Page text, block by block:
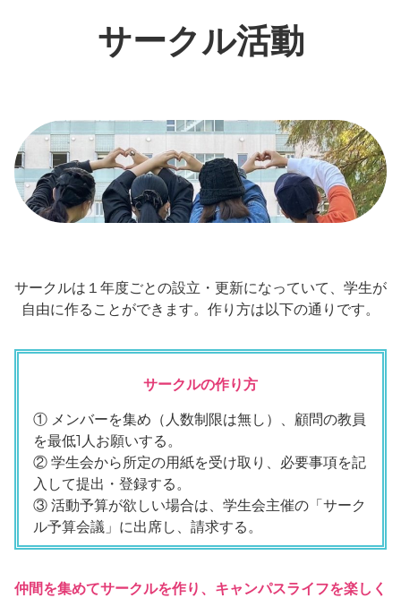
サークル活動
サークルは１年度ごとの設立・更新になっていて、学生が
自由に作ることができます。作り方は以下の通りです。
サークルの作り方
① メンバーを集め（人数制限は無し）、顧問の教員
を最低1人お願いする。
② 学生会から所定の用紙を受け取り、必要事項を記
入して提出・登録する。
③ 活動予算が欲しい場合は、学生会主催の「サーク
ル予算会議」に出席し、請求する。
仲間を集めてサークルを作り、キャンパスライフを楽しく